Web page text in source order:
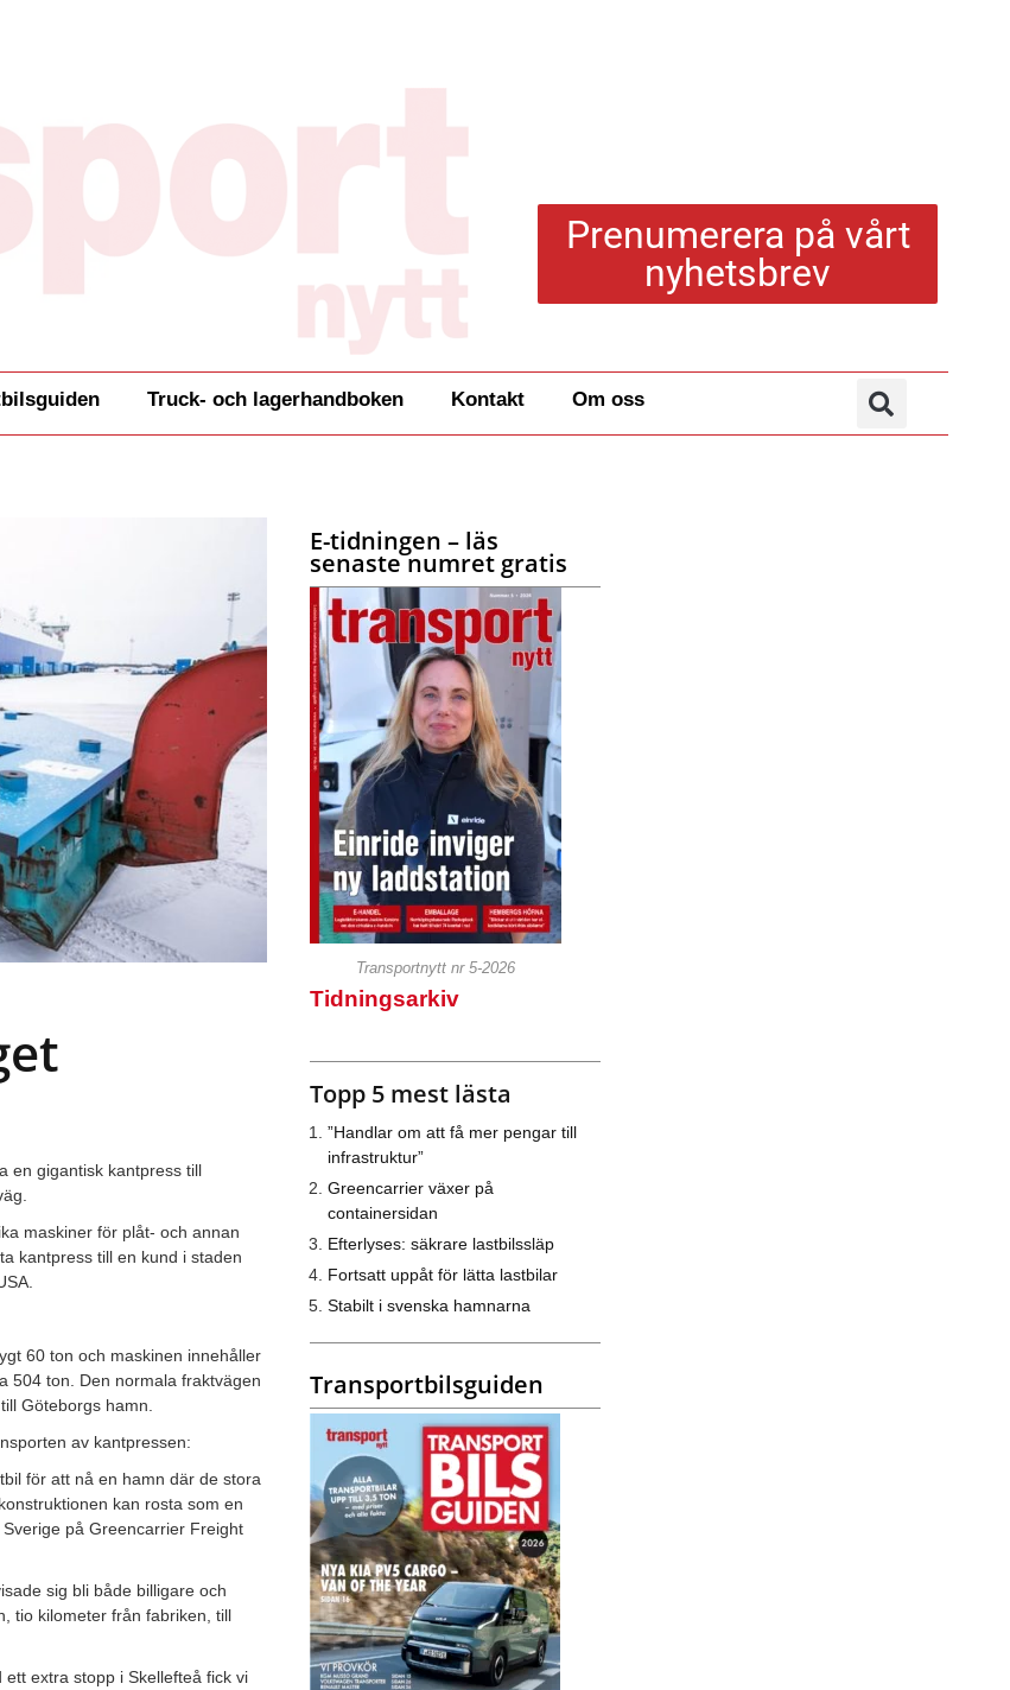
Prenumerera på vårt
nyhetsbrev
Truck- och lagerhandboken Kontakt Om oss
en gigantisk kantpress till
maskiner för plåt- och annan
kantpress till en kund i staden
60 ton och maskinen innehåller
504 ton. Den normala fraktvägen
Göteborgs hamn.
av kantpressen:
för att nå en hamn där de stora
kan rosta som en
på Greencarrier Freight
sig bli både billigare och
tio kilometer från fabriken, till
extra stopp i Skellefteå fick vi
E-tidningen – läs
senaste numret gratis
Transportnytt nr 5-2026
Tidningsarkiv
Topp 5 mest lästa
”Handlar om att få mer pengar till
infrastruktur”
Greencarrier växer på
containersidan
Efterlyses: säkrare lastbilssläp
Fortsatt uppåt för lätta lastbilar
Stabilt i svenska hamnarna
Transportbilsguiden